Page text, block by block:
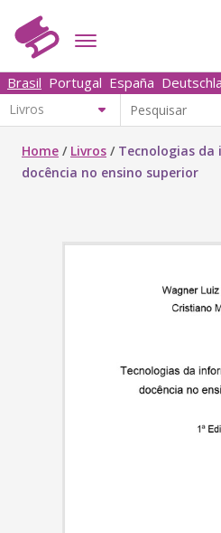
Brasil Portugal España
Home / Livros / Tecnologias
docência no ensino superior